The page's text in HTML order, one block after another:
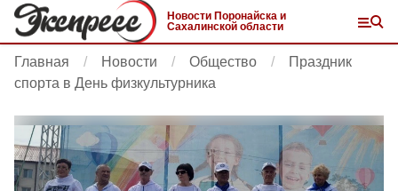
Новости Поронайска и
Сахалинской области
Главная Новости Общество
Праздник
спорта в День физкультурника